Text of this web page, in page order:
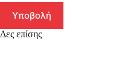
Υποβολή
Δες επίσης